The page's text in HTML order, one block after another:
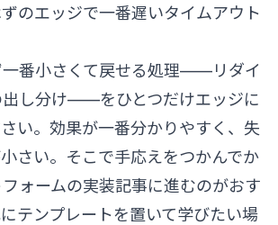
のエッジで一番遅いタイムアウト
一番小さくて戻せる処理——リダイ
出し分け——をひとつだけエッジに
い。効果が一番分かりやすく、失
さい。そこで手応えをつかんでか
ォームの実装記事に進むのがおす
テンプレートを置いて学びたい場